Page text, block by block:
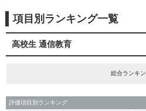
項目別ランキング一覧
高校生 通信教育
総合ランキ
評価項目別ランキング